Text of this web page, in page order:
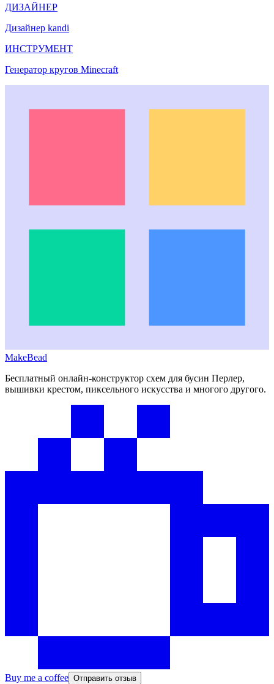
ДИЗАЙНЕР
Дизайнер kandi
ИНСТРУМЕНТ
Генератор кругов Minecraft
MakeBead
Бесплатный онлайн-конструктор схем для бусин Перлер,
вышивки крестом, пиксельного искусства и многого другого.
Buy me a coffee Отправить отзыв